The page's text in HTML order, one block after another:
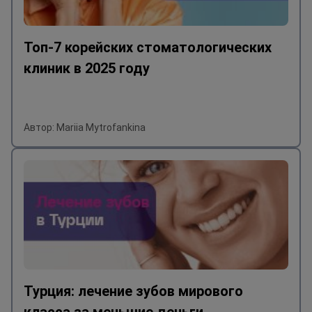
Топ-7 корейских стоматологических
клиник в 2025 году
Автор: Mariia Mytrofankina
Турция: лечение зубов мирового